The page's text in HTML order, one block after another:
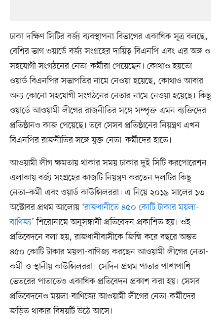
ঢাকা দক্ষিণ সিটির বর্জ্য ব্যবস্থাপনা বিভাগের একাধিক সূত্র বলছে,
বেশির ভাগ ওয়ার্ডে বর্জ্য সংগ্রহের দায়িত্ব বিএনপি এবং এর অঙ্গ ও
সহযোগী সংগঠনের নেতা-কর্মীরা পেয়েছেন। কোথাও হয়তো
ওয়ার্ড বিএনপির সভাপতির নামে নেওয়া হয়েছে, কোথাও আবার
অন্য কোনো সহযোগী সংগঠনের নেতার নামে নেওয়া হয়েছে। কিছু
ওয়ার্ডে আওয়ামী লীগের রাজনীতির সঙ্গে সম্পৃক্ত এমন ব্যক্তিদের
প্রতিষ্ঠানও কাজ পেয়েছে। তবে সেসব প্রতিষ্ঠানের নিয়ন্ত্রণ এখন
বিএনপির রাজনীতির সঙ্গে যুক্ত নেতা–কর্মীদের হাতে।
আওয়ামী লীগ ক্ষমতায় থাকার সময় ঢাকার দুই সিটি করপোরেশন
এলাকায় বর্জ্য সংগ্রহের কাজটি নিয়ন্ত্রণ করতেন দলটির কিছু
নেতা–কর্মী এবং ওয়ার্ড কাউন্সিলররা। এ নিয়ে ২০১৯ সালের ১৩
অক্টোবর প্রথম আলোয় ‘রাজধানীতে ৪৫০ কোটি টাকার ময়লা-
বাণিজ্য’ শিরোনামে অনুসন্ধানী প্রতিবেদন প্রকাশিত হয়। ওই
প্রতিবেদনে বলা হয়, রাজধানীবাসীকে জিম্মি করে বছরে অন্তত
৪৫০ কোটি টাকার ময়লা-বাণিজ্য করছেন আওয়ামী লীগের নেতা-
কর্মী ও স্থানীয় কাউন্সিলররা। সেদিন প্রথম পাতার পাশাপাশি
ভেতরের পাতাতেও একাধিক প্রতিবেদন প্রকাশ করা হয়। সেসব
প্রতিবেদনেও ময়লা-বাণিজ্যে আওয়ামী লীগের নেতা-কর্মীদের
জড়িত থাকার বিষয়টি উঠে আসে।